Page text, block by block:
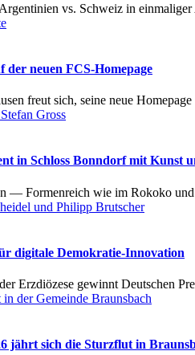
vs. Schweiz in
der neuen FCS-Homepage
freut sich, seine neue
in Schloss Bonndorf mit Kunst
— Formenreich wie im Rokoko
digitale Demokratie-Innovation
Erzdiözese gewinnt Deutschen
jährt sich die Sturzflut in